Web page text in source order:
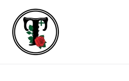
content